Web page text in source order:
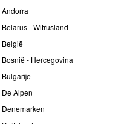
Andorra
Belarus - Witrusland
België
Bosnië - Hercegovina
Bulgarije
De Alpen
Denemarken